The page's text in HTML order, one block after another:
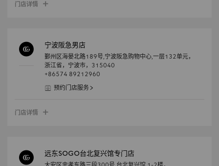
门店详情
宁波阪急男店
鄞州区海晏北路189号,宁波阪急购物中心,一层132单元，
浙江省， 宁波市， 315040
+86574 89212960
预约门店服务
门店详情
远东SOGO台北复兴馆专门店